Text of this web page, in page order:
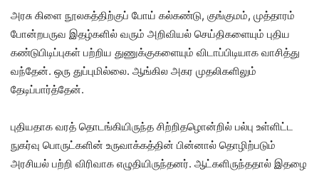
அரசு கிளை நூலகத்திற்குப் போய் கல்கண்டு, குங்குமம், முத்தாரம்
போன்றபருவ இதழ்களில் வரும் அறிவியல் செய்திகளையும் புதிய
கண்டுபிடிப்புகள் பற்றிய துணுக்குகளையும் விடாப்பிடியாக வாசித்து
வந்தேன். ஒரு துப்புமில்லை. ஆங்கில அகர முதலிகளிலும்
தேடிப்பார்த்தேன்.
புதியதாக வரத் தொடங்கியிருந்த சிற்றிதழொன்றில் பல்பு உள்ளிட்ட
நுகர்வு பொருட்களின் உருவாக்கத்தின் பின்னால் தொழிற்படும்
அரசியல் பற்றி விரிவாக எழுதியிருந்தனர். ஆட்களிருந்ததால் இதழை